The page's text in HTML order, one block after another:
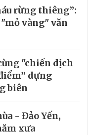
rừng thiêng”:
vàng" văn
"chiến dịch
dựng
biên
- Đảo Yến,
xưa